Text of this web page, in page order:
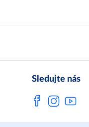
Metro AG
Sledujte nás